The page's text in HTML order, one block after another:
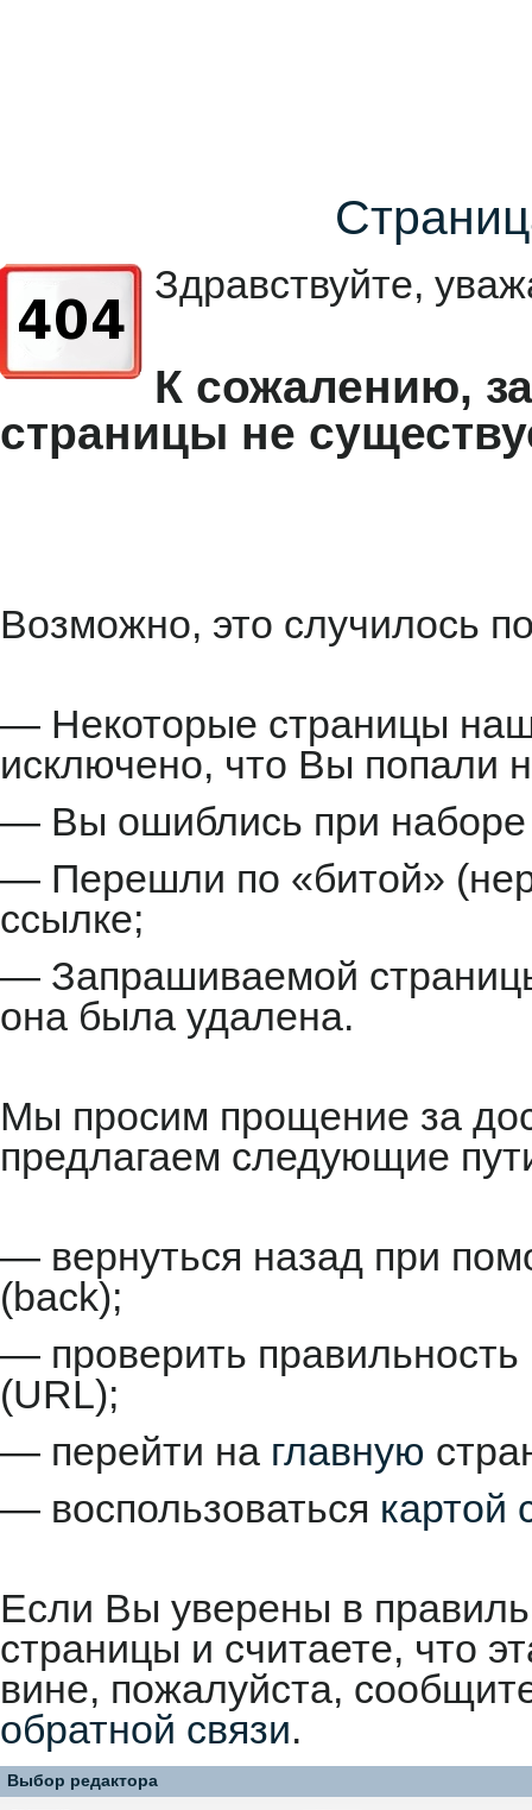
Здравствуйте,
К сожалению,
страницы не
Возможно, это случилось
— Некоторые страницы
исключено, что Вы попали
— Вы ошиблись при наборе
— Перешли по «битой»
ссылке;
— Запрашиваемой
она была удалена.
Мы просим прощение за
предлагаем следующие
— вернуться назад при
(back);
— проверить
(URL);
— перейти на главную
— воспользоваться картой
Если Вы уверены в
страницы и считаете, что
вине, пожалуйста,
обратной связи.
Выбор редактора